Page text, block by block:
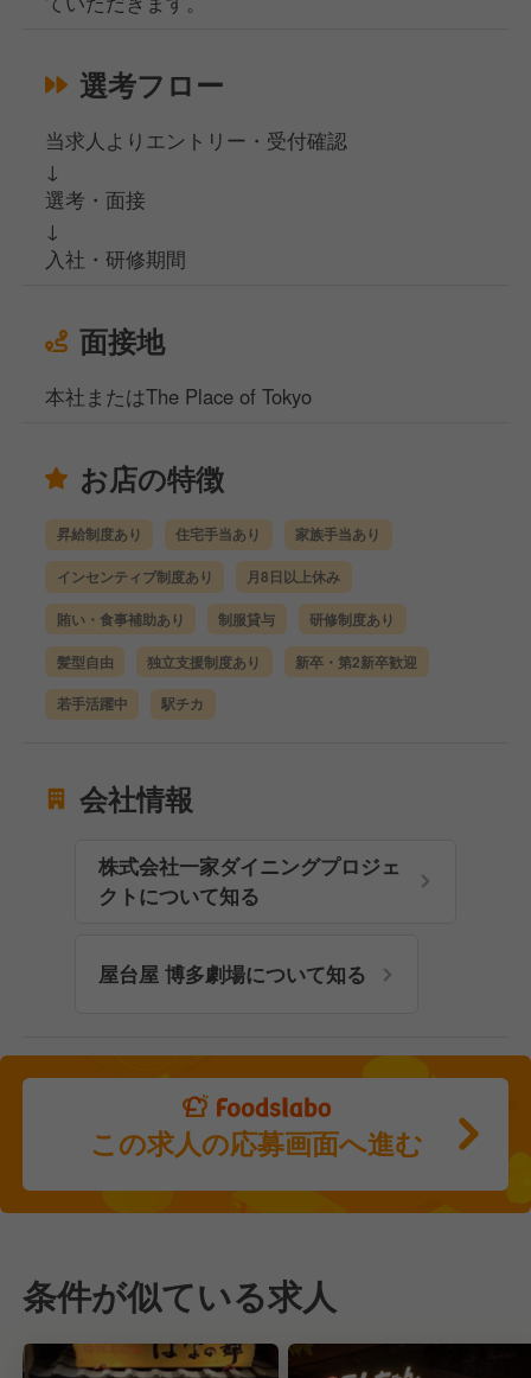
選考フロー
当求人よりエントリー・受付確認
↓
選考・面接
↓
入社・研修期間
面接地
本社またはThe Place of Tokyo
お店の特徴
昇給制度あり 住宅手当あり 家族手当あり
インセンティブ制度あり 月8日以上休み
賄い・食事補助あり 制服貸与 研修制度あり
髪型自由 独立支援制度あり 新卒・第2新卒歓迎
若手活躍中 駅チカ
会社情報
株式会社一家ダイニングプロジェ
クトについて知る
屋台屋 博多劇場について知る
この求人の応募画面へ進む
条件が似ている求人